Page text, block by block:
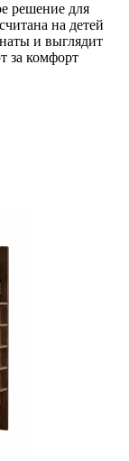
решение для
на детей
и выглядит
за комфорт